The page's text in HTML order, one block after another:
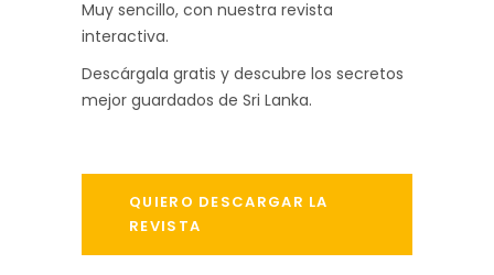
Muy sencillo, con nuestra revista
interactiva.
Descárgala gratis y descubre los secretos
mejor guardados de Sri Lanka.
QUIERO DESCARGAR LA
REVISTA